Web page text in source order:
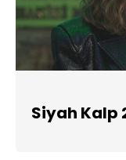
Siyah Kalp